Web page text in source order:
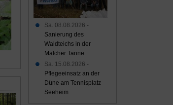
Sa. 08.08.2026 -
Sanierung des
Waldteichs in der
Malcher Tanne
Sa. 15.08.2026 -
Pflegeeinsatz an der
Düne am Tennisplatz
Seeheim